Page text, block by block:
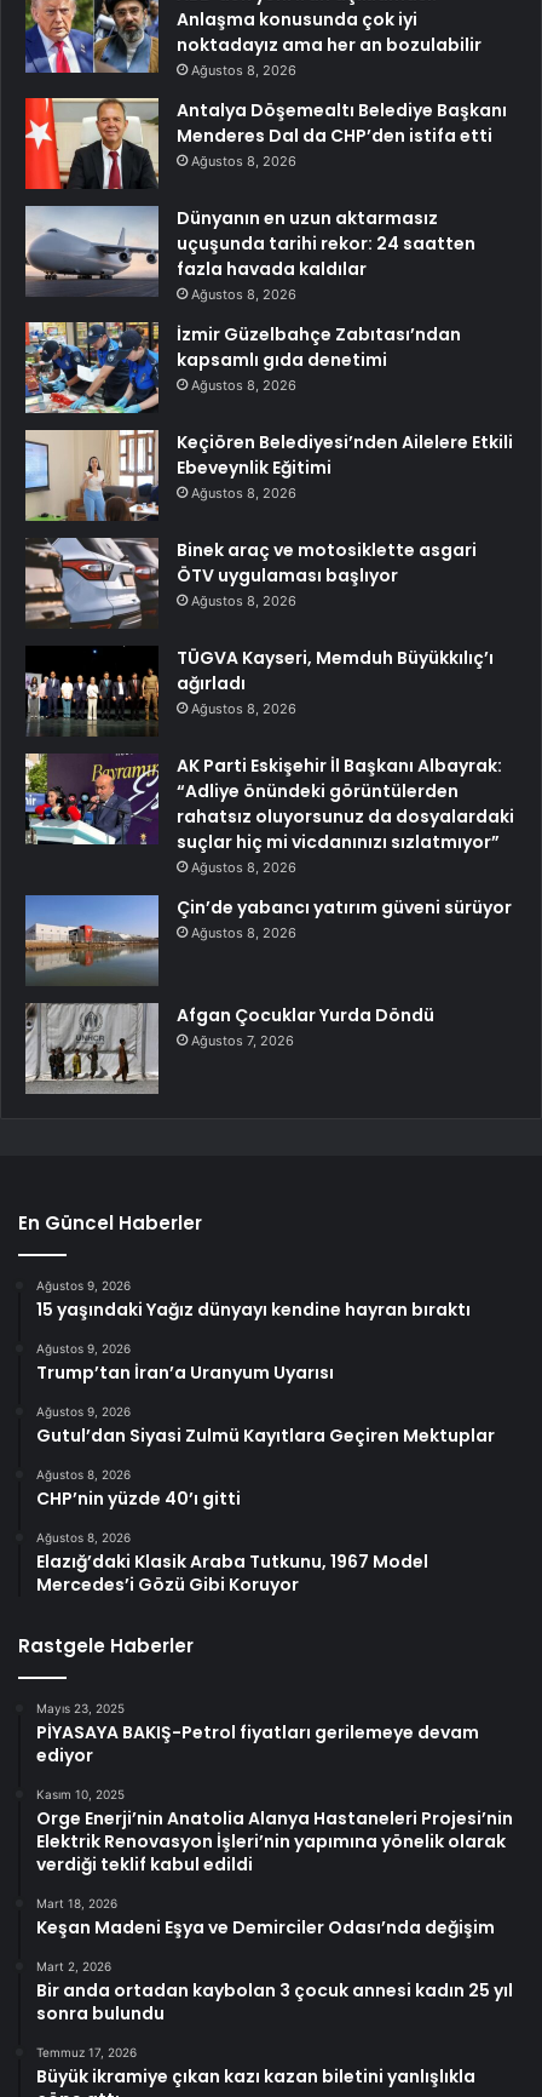
Anlaşma konusunda çok iyi
noktadayız ama her an bozulabilir
Ağustos 8, 2026
Antalya Döşemealtı Belediye Başkanı
Menderes Dal da CHP’den istifa etti
Ağustos 8, 2026
Dünyanın en uzun aktarmasız
uçuşunda tarihi rekor: 24 saatten
fazla havada kaldılar
Ağustos 8, 2026
İzmir Güzelbahçe Zabıtası’ndan
kapsamlı gıda denetimi
Ağustos 8, 2026
Keçiören Belediyesi’nden Ailelere Etkili
Ebeveynlik Eğitimi
Ağustos 8, 2026
Binek araç ve motosiklette asgari
ÖTV uygulaması başlıyor
Ağustos 8, 2026
TÜGVA Kayseri, Memduh Büyükkılıç’ı
ağırladı
Ağustos 8, 2026
AK Parti Eskişehir İl Başkanı Albayrak:
“Adliye önündeki görüntülerden
rahatsız oluyorsunuz da dosyalardaki
suçlar hiç mi vicdanınızı sızlatmıyor”
Ağustos 8, 2026
Çin’de yabancı yatırım güveni sürüyor
Ağustos 8, 2026
Afgan Çocuklar Yurda Döndü
Ağustos 7, 2026
En Güncel Haberler
Ağustos 9, 2026
15 yaşındaki Yağız dünyayı kendine hayran bıraktı
Ağustos 9, 2026
Trump’tan İran’a Uranyum Uyarısı
Ağustos 9, 2026
Gutul’dan Siyasi Zulmü Kayıtlara Geçiren Mektuplar
Ağustos 8, 2026
CHP’nin yüzde 40’ı gitti
Ağustos 8, 2026
Elazığ’daki Klasik Araba Tutkunu, 1967 Model
Mercedes’i Gözü Gibi Koruyor
Rastgele Haberler
Mayıs 23, 2025
PİYASAYA BAKIŞ-Petrol fiyatları gerilemeye devam
ediyor
Kasım 10, 2025
Orge Enerji’nin Anatolia Alanya Hastaneleri Projesi’nin
Elektrik Renovasyon İşleri’nin yapımına yönelik olarak
verdiği teklif kabul edildi
Mart 18, 2026
Keşan Madeni Eşya ve Demirciler Odası’nda değişim
Mart 2, 2026
Bir anda ortadan kaybolan 3 çocuk annesi kadın 25 yıl
sonra bulundu
Temmuz 17, 2026
Büyük ikramiye çıkan kazı kazan biletini yanlışlıkla